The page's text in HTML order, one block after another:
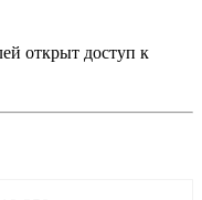
открыт доступ к